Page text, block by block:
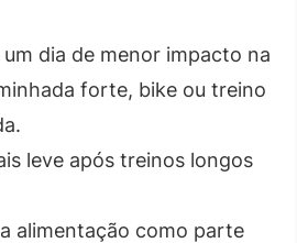
dia de menor impacto na
forte, bike ou treino
leve após treinos longos
alimentação como parte